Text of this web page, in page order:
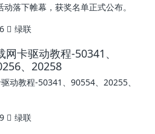
落下帷幕，获奖名单正式公布。
绿联
卡驱动教程-50341、
、20258
动教程-50341、90554、20255、
绿联